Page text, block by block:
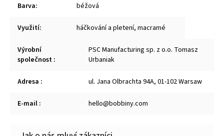
Barva: béžová
Využití: háčkování a pletení, macramé
Výrobní
společnost :
PSC Manufacturing sp. z o.o. Tomasz
Urbaniak
Adresa : ul. Jana Olbrachta 94A, 01-102 Warsaw
E-mail : hello@bobbiny.com